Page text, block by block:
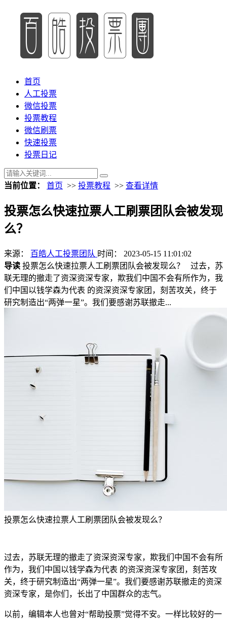
首页
人工投票
微信投票
投票教程
微信刷票
快速投票
投票日记
当前位置： 首页 >> 投票教程 >> 查看详情
投票怎么快速拉票人工刷票团队会被发现
么？
来源： 百皓人工投票团队 时间： 2023-05-15 11:01:02
导读 投票怎么快速拉票人工刷票团队会被发现么？ 过去，苏
联无理的撤走了资深资深专家，欺我们中国不会有所作为，我
们中国以钱学森为代表 的资深资深专家团，刻苦攻关，终于
研究制造出“两弹一星”。我们要感谢苏联撤走...
投票怎么快速拉票人工刷票团队会被发现么？
过去，苏联无理的撤走了资深资深专家，欺我们中国不会有所
作为，我们中国以钱学森为代表 的资深资深专家团，刻苦攻
关，终于研究制造出“两弹一星”。我们要感谢苏联撤走的资深
资深专家，是你们，长出了中国群众的志气。
以前，编辑本人也曾对“帮助投票”觉得不安。一样比较好的一